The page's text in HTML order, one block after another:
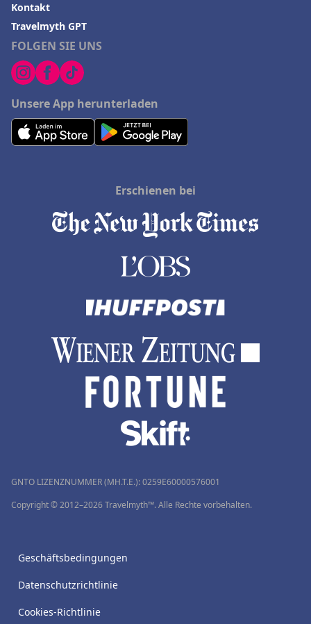
FOLGEN SIE UNS
Unsere App herunterladen
Kontakt
Travelmyth GPT
Erschienen bei
GNTO LIZENZNUMMER (MH.T.E.): 0259Ε60000576001
Copyright © 2012–2026 Travelmyth™. Alle Rechte vorbehalten.
Geschäftsbedingungen
Datenschutzrichtlinie
Cookies-Richtlinie